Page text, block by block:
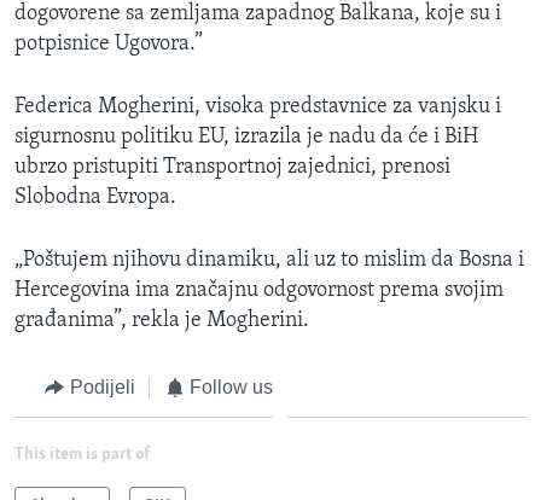
dogovorene sa zemljama zapadnog Balkana, koje su i
potpisnice Ugovora.”
Federica Mogherini, visoka predstavnice za vanjsku i
sigurnosnu politiku EU, izrazila je nadu da će i BiH
ubrzo pristupiti Transportnoj zajednici, prenosi
Slobodna Evropa.
„Poštujem njihovu dinamiku, ali uz to mislim da Bosna i
Hercegovina ima značajnu odgovornost prema svojim
građanima”, rekla je Mogherini.
Podijeli Follow us
This item is part of